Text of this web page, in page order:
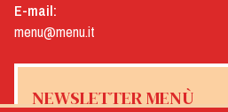
E-mail:
menu@menu.it
NEWSLETTER MENÙ